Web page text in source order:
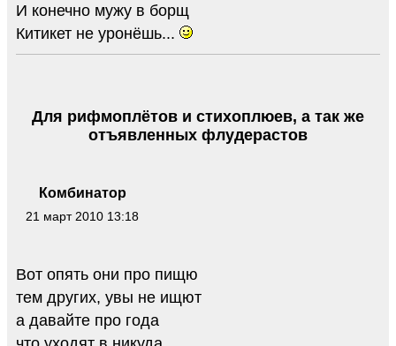
И конечно мужу в борщ
Китикет не уронёшь...
Комбинатор
21 март 2010 13:18
Для рифмоплётов и стихоплюев, а так же
отъявленных флудерастов
Вот опять они про пищю
тем других, увы не ищют
а давайте про года